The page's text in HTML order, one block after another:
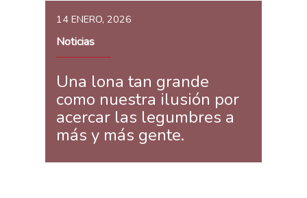
14 ENERO, 2026
Noticias
Una lona tan grande
como nuestra ilusión por
acercar las legumbres a
más y más gente.